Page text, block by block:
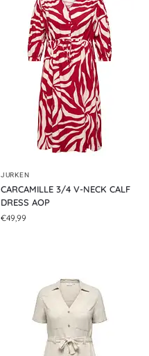
JURKEN
CARCAMILLE 3/4 V-NECK CALF
DRESS AOP
€49,99